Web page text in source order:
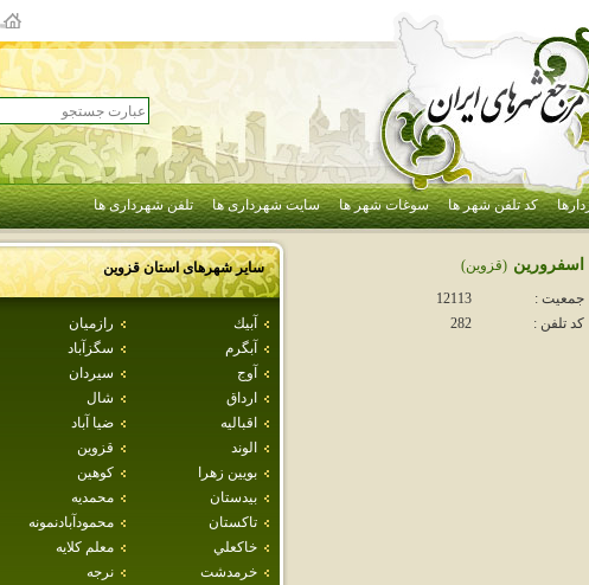
کد تلفن شهر ها سوغات شهر ها سایت شهرداری ها تلفن شهرداری ها
سایر شهرهای استانقزوين
آبيك
رازميان
آبگرم
سگزآباد
آوج
سيردان
ارداق
شال
اقباليه
ضيا آباد
الوند
قزوين
بويين زهرا
كوهين
بيدستان
محمديه
تاكستان
محمودآبادنمونه
خاكعلي
معلم كلايه
خرمدشت
نرجه
اسفرورين (قزوين)
جمعیت :
12113
کد تلفن :
282